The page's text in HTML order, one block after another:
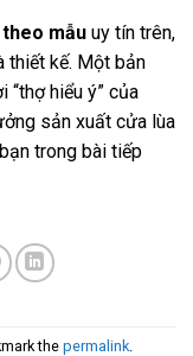
mẫu uy tín trên,
thiết kế. Một bản
hiểu ý” của
sản xuất cửa lùa
trong bài tiếp
the permalink.